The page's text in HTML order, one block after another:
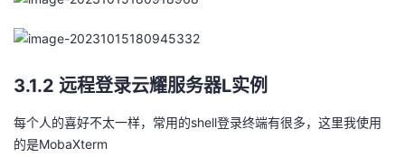
3.1.2 远程登录云耀服务器L实例
每个人的喜好不太一样，常用的shell登录终端有很多，这里我使用
的是MobaXterm